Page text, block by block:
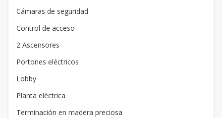
Cámaras de seguridad
Control de acceso
2 Ascensores
Portones eléctricos
Lobby
Planta eléctrica
Terminación en madera preciosa